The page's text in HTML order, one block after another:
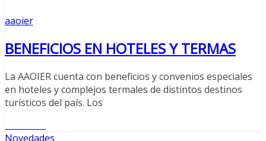
aaoier
BENEFICIOS EN HOTELES Y TERMAS
La AAOIER cuenta con beneficios y convenios especiales
en hoteles y complejos termales de distintos destinos
turísticos del país. Los
Novedades